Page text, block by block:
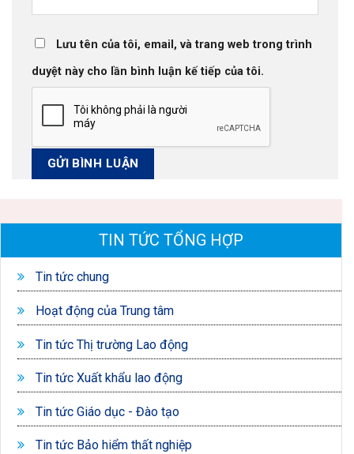
Lưu tên của tôi, email, và trang web trong trình
duyệt này cho lần bình luận kế tiếp của tôi.
TIN TỨC TỔNG HỢP
Tin tức chung
Hoạt động của Trung tâm
Tin tức Thị trường Lao động
Tin tức Xuất khẩu lao động
Tin tức Giáo dục - Đào tạo
Tin tức Bảo hiểm thất nghiệp